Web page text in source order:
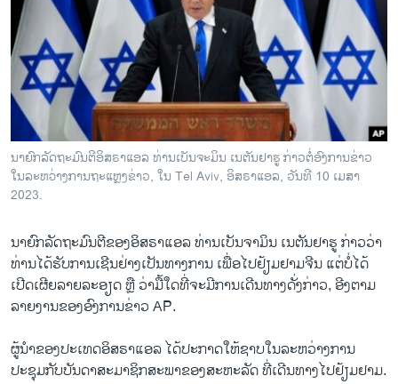
ຊຸມຊົນຊາວລາວ
ວິທະຍາສາດ-ເທັກໂນໂລຈີ
ທຸລະກິດ
ພາສາອັງກິດ
ວີດີໂອ
ສຽງ
ລາຍງານ
ພາສາຕ່າງໆ
ນາຍົກລັດຖະມົນຕີອິສຣາແອລ ທ່ານເບັນຈະມິນ ເນຕັນຢາຮູ ກ່າວຕໍ່ອົງການຂ່າວ
ໃນລະຫວ່າງການຖະແຫຼງຂ່າວ, ໃນ Tel Aviv, ອິສຣາແອລ, ວັນທີ 10 ເມສາ
2023.
ນາຍົກລັດຖະມົນຕີຂອງອິສຣາແອລ ທ່ານເບັນຈາມິນ ເນຕັນຢາຮູ ກ່າວວ່າ
ທ່ານໄດ້ຮັບການເຊີນຢ່າງເປັນທາງການ ເພື່ອໄປຢ້ຽມຢາມຈີນ ແຕ່ບໍ່ໄດ້
ເປີດເຜີຍລາຍລະອຽດ ຫຼື ວ່າມື້ໃດທີ່ຈະມີການເດີນທາງດັ່ງກ່າວ, ອີງຕາມ
ລາຍງານຂອງອົງການຂ່າວ AP.
ຜູ້ນໍາຂອງປະເທດອິສຣາແອລ ໄດ້ປະກາດໃຫ້​ຊາບໃນລະຫວ່າງການ
ປະຊຸມກັບບັນດາສະມາຊິກສະພາຂອງສະຫະລັດ ທີ່ເດີນທາງໄປຢ້ຽມຢາມ.